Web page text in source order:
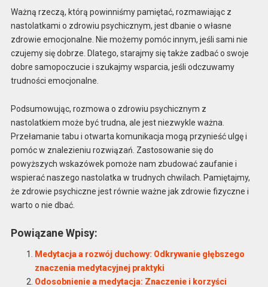
Ważną rzeczą, którą powinniśmy pamiętać, rozmawiając z
nastolatkami o zdrowiu psychicznym, jest dbanie o własne
zdrowie emocjonalne. Nie możemy pomóc innym, jeśli sami nie
czujemy się dobrze. Dlatego, starajmy się także zadbać o swoje
dobre samopoczucie i szukajmy wsparcia, jeśli odczuwamy
trudności emocjonalne.
Podsumowując, rozmowa o zdrowiu psychicznym z
nastolatkiem może być trudna, ale jest niezwykle ważna.
Przełamanie tabu i otwarta komunikacja mogą przynieść ulgę i
pomóc w znalezieniu rozwiązań. Zastosowanie się do
powyższych wskazówek pomoże nam zbudować zaufanie i
wspierać naszego nastolatka w trudnych chwilach. Pamiętajmy,
że zdrowie psychiczne jest równie ważne jak zdrowie fizyczne i
warto o nie dbać.
Powiązane Wpisy:
Medytacja a rozwój duchowy: Odkrywanie głębszego
znaczenia medytacyjnej praktyki
Odosobnienie a medytacja: Znaczenie i korzyści